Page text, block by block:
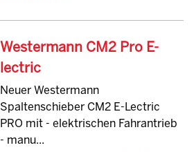
Westermann CM2 Pro E-
lectric
Neuer Westermann
Spaltenschieber CM2 E-Lectric
PRO mit - elektrischen Fahrantrieb
- manu...